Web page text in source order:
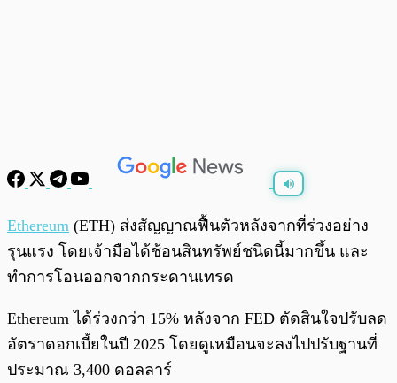
0:00 0:00
Ethereum (ETH) ส่งสัญญาณฟื้นตัวหลังจากที่ร่วงอย่าง
รุนแรง โดยเจ้ามือได้ช้อนสินทรัพย์ชนิดนี้มากขึ้น และ
ทำการโอนออกจากกระดานเทรด
Ethereum ได้ร่วงกว่า 15% หลังจาก FED ตัดสินใจปรับลด
อัตราดอกเบี้ยในปี 2025 โดยดูเหมือนจะลงไปปรับฐานที่
ประมาณ 3,400 ดอลลาร์​